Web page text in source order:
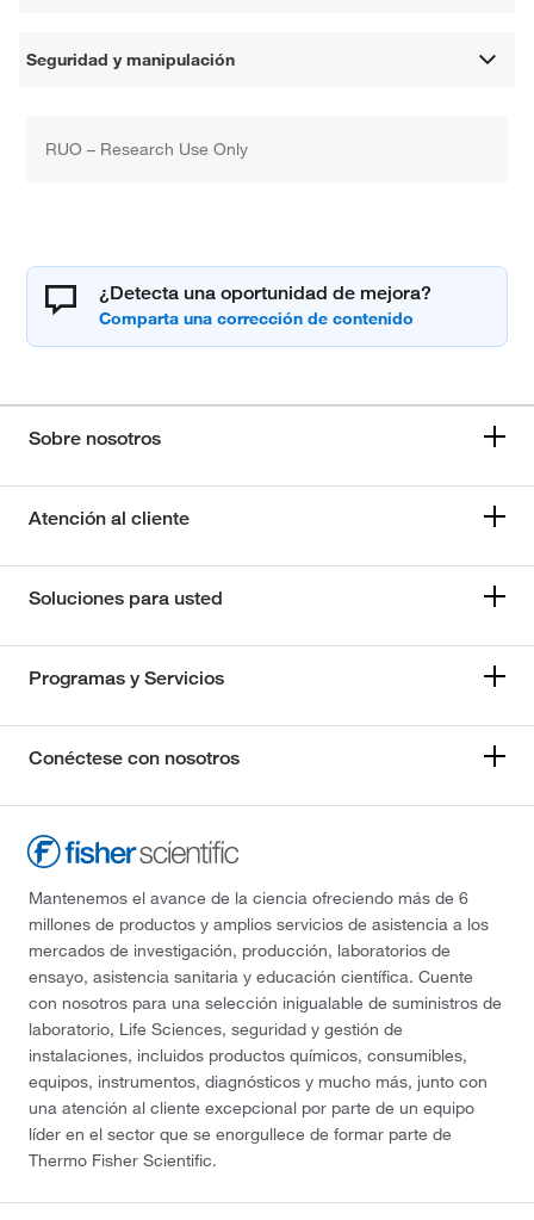
Seguridad y manipulación
RUO – Research Use Only
¿Detecta una oportunidad de mejora?
Sobre nosotros
Atención al cliente
Soluciones para usted
Programas y Servicios
Conéctese con nosotros
Mantenemos el avance de la ciencia ofreciendo más de 6
millones de productos y amplios servicios de asistencia a los
mercados de investigación, producción, laboratorios de
ensayo, asistencia sanitaria y educación científica. Cuente
con nosotros para una selección inigualable de suministros de
laboratorio, Life Sciences, seguridad y gestión de
instalaciones, incluidos productos químicos, consumibles,
equipos, instrumentos, diagnósticos y mucho más, junto con
una atención al cliente excepcional por parte de un equipo
líder en el sector que se enorgullece de formar parte de
Thermo Fisher Scientific.